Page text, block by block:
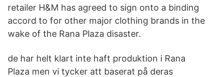
retailer H&M has agreed to sign onto a binding
accord to for other major clothing brands in the
wake of the Rana Plaza disaster.
de har helt klart inte haft produktion i Rana
Plaza men vi tycker att baserat på deras